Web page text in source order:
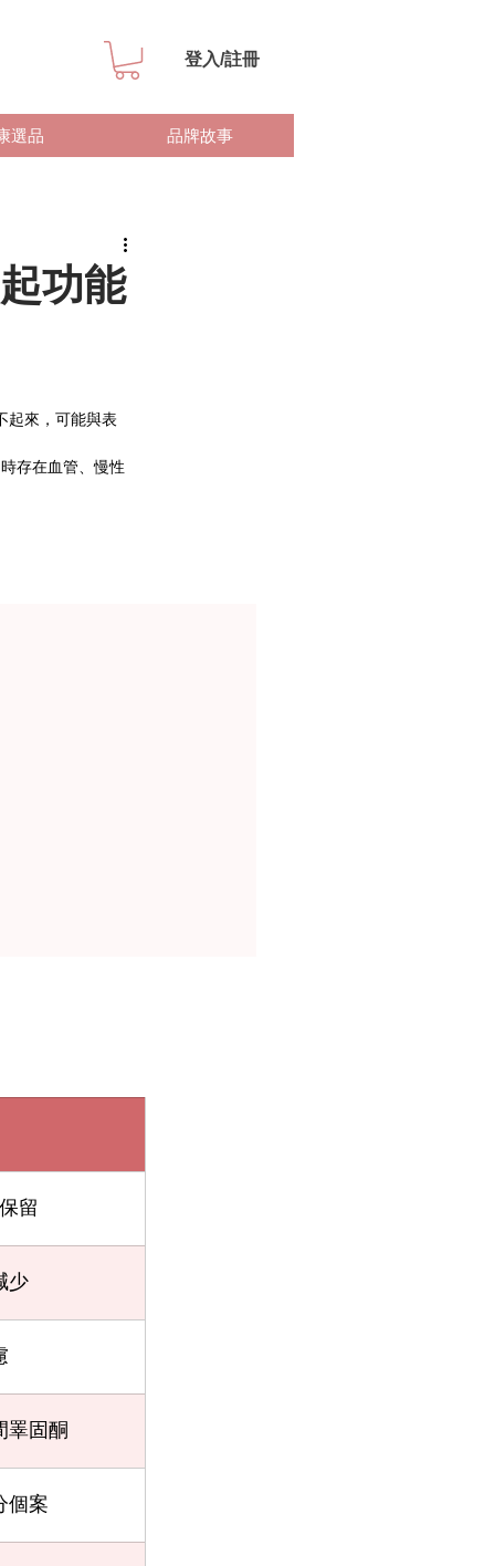
登入/註冊
選品 品牌故事
功能
起來，可能與表
存在血管、慢性
留
少
睪固酮
個案